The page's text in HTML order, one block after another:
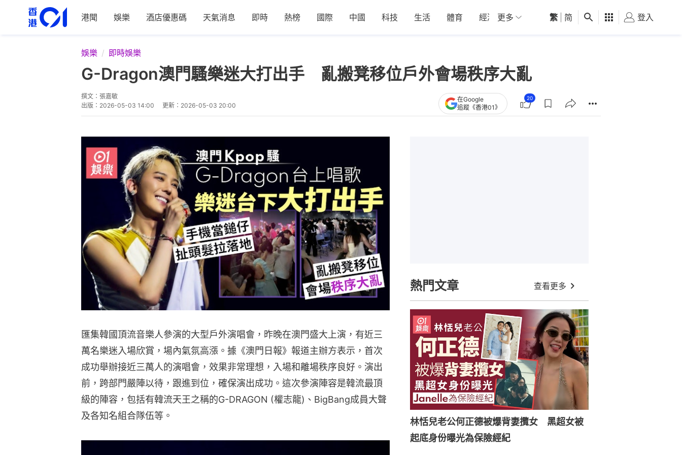
港聞 娛樂 酒店優惠碼 天氣消息 即時 熱榜 國際 中國 科技 生活 體育 經濟 01深圳 觀點 健康 好食玩飛
更多 繁 简 登入
娛樂 即時娛樂
G-Dragon澳門騷樂迷大打出手 亂搬凳移位戶外會場秩序大亂
撰文： 張嘉敏
出版： 2026-05-03 14:00 更新： 2026-05-03 20:00
在Google
追蹤《香港01》
20
匯集韓國頂流音樂人參演的大型戶外演唱會，昨晚在澳門盛大上演，有近三
萬名樂迷入場欣賞，場內氣氛高漲。據《澳門日報》報道主辦方表示，首次
成功舉辦接近三萬人的演唱會，效果非常理想，入場和離場秩序良好。演出
前，跨部門嚴陣以待，跟進到位，確保演出成功。這次參演陣容是韓流最頂
級的陣容，包括有韓流天王之稱的G-DRAGON (權志龍)、BigBang成員大聲
及各知名組合隊伍等。
熱門文章 查看更多
林恬兒老公何正德被爆背妻攬女 黑超女被
起底身份曝光為保險經紀